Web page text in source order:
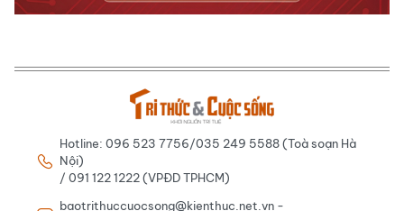
Hotline: 096 523 7756/035 249 5588 (Toà soạn Hà
Nội)
/ 091 122 1222 (VPĐD TPHCM)
baotrithuccuocsong@kienthuc.net.vn -